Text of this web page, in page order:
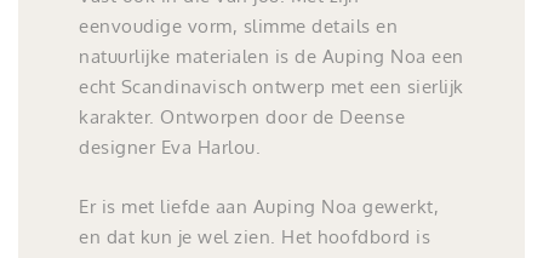
eenvoudige vorm, slimme details en
natuurlijke materialen is de Auping Noa een
echt Scandinavisch ontwerp met een sierlijk
karakter. Ontworpen door de Deense
designer Eva Harlou.
Er is met liefde aan Auping Noa gewerkt,
en dat kun je wel zien. Het hoofdbord is